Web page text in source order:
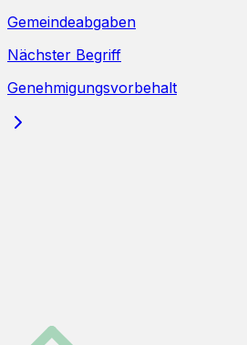
Gemeindeabgaben
Nächster Begriff
Genehmigungsvorbehalt